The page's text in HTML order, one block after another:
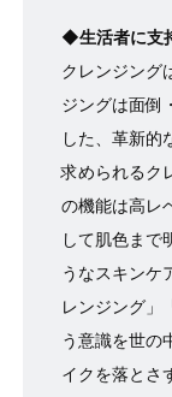
◆生活者に支
クレンジング
ジングは面倒
した、革新的
求められるク
の機能は高レ
して肌色まで
うなスキンケ
レンジング」
う意識を世の
イクを落とさ